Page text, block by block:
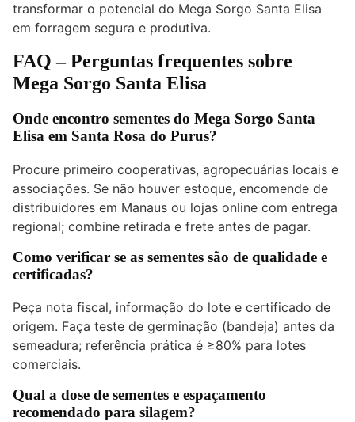
transformar o potencial do Mega Sorgo Santa Elisa
em forragem segura e produtiva.
FAQ – Perguntas frequentes sobre
Mega Sorgo Santa Elisa
Onde encontro sementes do Mega Sorgo Santa
Elisa em Santa Rosa do Purus?
Procure primeiro cooperativas, agropecuárias locais e
associações. Se não houver estoque, encomende de
distribuidores em Manaus ou lojas online com entrega
regional; combine retirada e frete antes de pagar.
Como verificar se as sementes são de qualidade e
certificadas?
Peça nota fiscal, informação do lote e certificado de
origem. Faça teste de germinação (bandeja) antes da
semeadura; referência prática é ≥80% para lotes
comerciais.
Qual a dose de sementes e espaçamento
recomendado para silagem?